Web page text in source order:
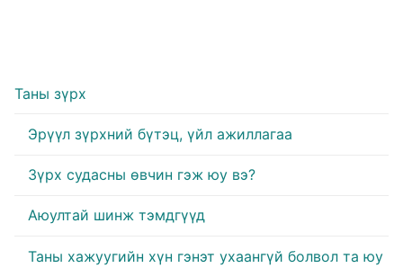
Таны зүрх
Эрүүл зүрхний бүтэц, үйл ажиллагаа
Зүрх судасны өвчин гэж юу вэ?
Аюултай шинж тэмдгүүд
Таны хажуугийн хүн гэнэт ухаангүй болвол та юу